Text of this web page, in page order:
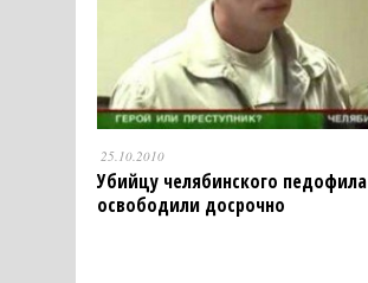
25.10.2010
Убийцу челябинского педофила
освободили досрочно